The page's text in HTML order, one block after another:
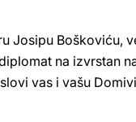
Josipu Boškoviću,
na izvrstan
vas i vašu